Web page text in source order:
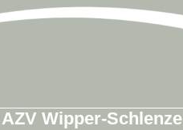
AZV Wipper-Schlenze